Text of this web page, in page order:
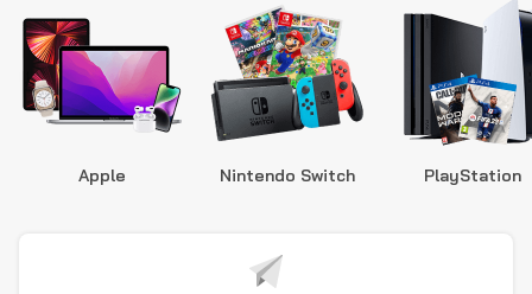
Apple Nintendo Switch PlayStation